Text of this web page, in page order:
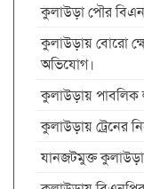
কুলাউড়া পৌর
কুলাউড়ায় বোরো
অভিযোগ।
কুলাউড়ায় পাবলিক
কুলাউড়ায় ট্রেনের
যানজটমুক্ত